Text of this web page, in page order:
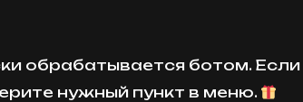
обрабатывается ботом.
нужный пункт в меню.